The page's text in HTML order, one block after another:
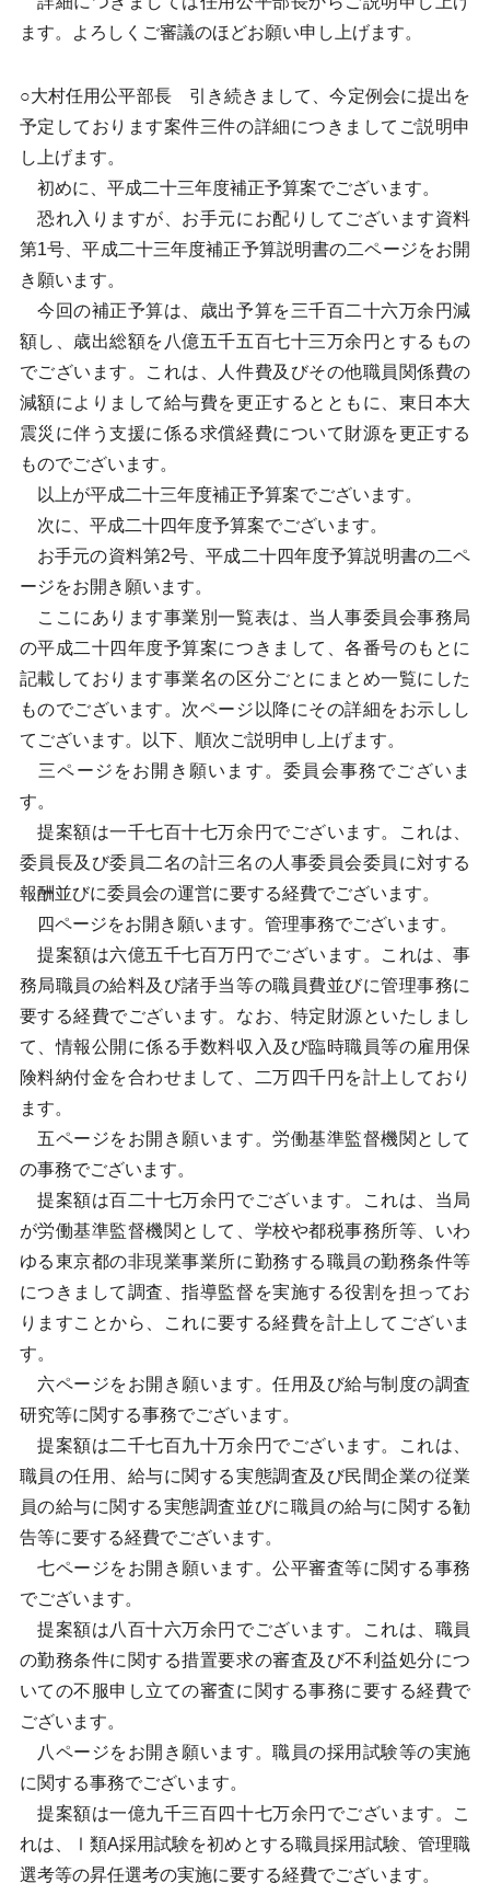
ます。よろしくご審議のほどお願い申し上げます。
○大村任用公平部長 引き続きまして、今定例会に提出を
予定しております案件三件の詳細につきましてご説明申
し上げます。
初めに、平成二十三年度補正予算案でございます。
恐れ入りますが、お手元にお配りしてございます資料
第1号、平成二十三年度補正予算説明書の二ページをお開
き願います。
今回の補正予算は、歳出予算を三千百二十六万余円減
額し、歳出総額を八億五千五百七十三万余円とするもの
でございます。これは、人件費及びその他職員関係費の
減額によりまして給与費を更正するとともに、東日本大
震災に伴う支援に係る求償経費について財源を更正する
ものでございます。
以上が平成二十三年度補正予算案でございます。
次に、平成二十四年度予算案でございます。
お手元の資料第2号、平成二十四年度予算説明書の二ペ
ージをお開き願います。
ここにあります事業別一覧表は、当人事委員会事務局
の平成二十四年度予算案につきまして、各番号のもとに
記載しております事業名の区分ごとにまとめ一覧にした
ものでございます。次ページ以降にその詳細をお示しし
てございます。以下、順次ご説明申し上げます。
三ページをお開き願います。委員会事務でございま
す。
提案額は一千七百十七万余円でございます。これは、
委員長及び委員二名の計三名の人事委員会委員に対する
報酬並びに委員会の運営に要する経費でございます。
四ページをお開き願います。管理事務でございます。
提案額は六億五千七百万円でございます。これは、事
務局職員の給料及び諸手当等の職員費並びに管理事務に
要する経費でございます。なお、特定財源といたしまし
て、情報公開に係る手数料収入及び臨時職員等の雇用保
険料納付金を合わせまして、二万四千円を計上しており
ます。
五ページをお開き願います。労働基準監督機関として
の事務でございます。
提案額は百二十七万余円でございます。これは、当局
が労働基準監督機関として、学校や都税事務所等、いわ
ゆる東京都の非現業事業所に勤務する職員の勤務条件等
につきまして調査、指導監督を実施する役割を担ってお
りますことから、これに要する経費を計上してございま
す。
六ページをお開き願います。任用及び給与制度の調査
研究等に関する事務でございます。
提案額は二千七百九十万余円でございます。これは、
職員の任用、給与に関する実態調査及び民間企業の従業
員の給与に関する実態調査並びに職員の給与に関する勧
告等に要する経費でございます。
七ページをお開き願います。公平審査等に関する事務
でございます。
提案額は八百十六万余円でございます。これは、職員
の勤務条件に関する措置要求の審査及び不利益処分につ
いての不服申し立ての審査に関する事務に要する経費で
ございます。
八ページをお開き願います。職員の採用試験等の実施
に関する事務でございます。
提案額は一億九千三百四十七万余円でございます。こ
れは、Ⅰ類A採用試験を初めとする職員採用試験、管理職
選考等の昇任選考の実施に要する経費でございます。